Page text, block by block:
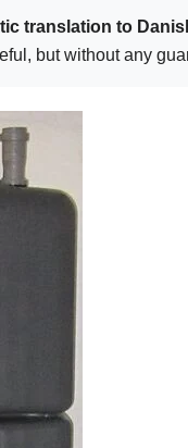
translation to
but without any